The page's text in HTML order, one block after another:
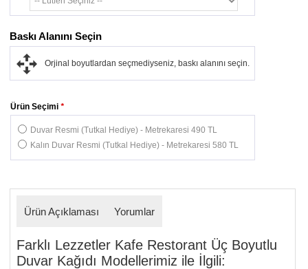
*
Ürün Seçimi
Duvar Resmi (Tutkal Hediye) - Metrekaresi 490 TL
Kalın Duvar Resmi (Tutkal Hediye) - Metrekaresi 580 TL
Baskı Alanını Seçin
Orjinal boyutlardan seçmediyseniz, baskı alanını seçin.
Ürün Açıklaması Yorumlar
Farklı Lezzetler Kafe Restorant Üç Boyutlu
Duvar Kağıdı Modellerimiz ile İlgili: